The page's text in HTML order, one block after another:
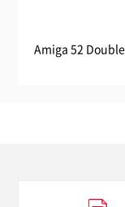
Amiga 52 Double